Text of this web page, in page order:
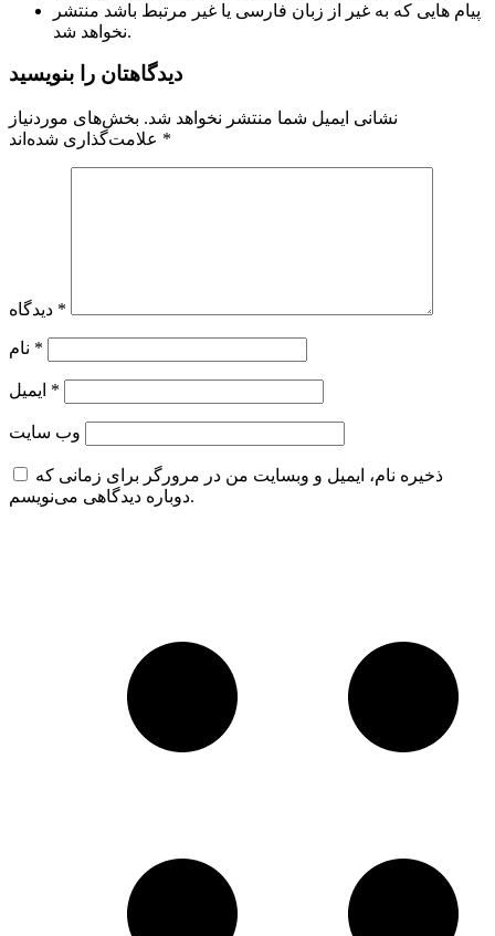
پیام هایی که به غیر از زبان فارسی یا غیر مرتبط باشد منتشر
نخواهد شد.
دیدگاهتان را بنویسید
نشانی ایمیل شما منتشر نخواهد شد. بخش‌های موردنیاز
*
*
*
*
وب‌ سایت
ذخیره نام، ایمیل و وبسایت من در مرورگر برای زمانی که
دوباره دیدگاهی می‌نویسم.